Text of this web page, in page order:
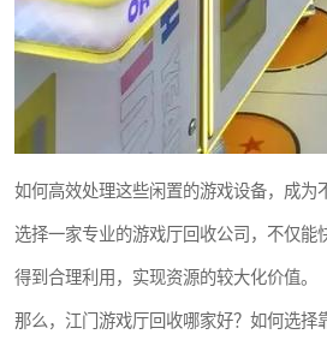
如何高效处理这些闲置的游戏设备，成为
选择一家专业的游戏厅回收公司，不仅能
得到合理利用，实现资源的较大化价值。
那么，江门游戏厅回收哪家好？如何选择